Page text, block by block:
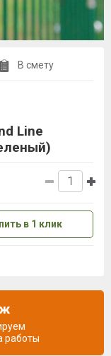
В смету
Line
в 1 клик
работы